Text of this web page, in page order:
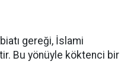
gereği, İslami
Bu yönüyle köktenci bir